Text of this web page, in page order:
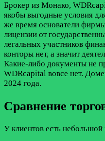
Брокер из Монако,
якобы выгодные условия
же время основатели
лицензии от
легальных участников
конторы нет, а значит
Какие-либо документы не
WDRcapital вовсе нет.
2024 года.
Сравнение
У клиентов есть небольшой